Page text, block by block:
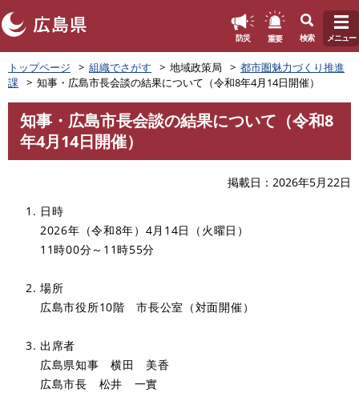
ペ
ー
ジ
の
で
防災 重要 検索 メニュー
トップページ 組織でさがす 地域政策局
都市圏魅力づくり推進
課
知事・広島市長会談の結果について（令和8年4月14日開催）
知事・広島市長会談の結果について（令和8
年4月14日開催）
掲載日
2026年5月22日
日時
2026年（令和8年）4月14日（火曜日）
11時00分～11時55分
場所
広島市役所10階 市長公室（対面開催）
出席者
広島県知事 横田 美香
広島市長 松井 一實